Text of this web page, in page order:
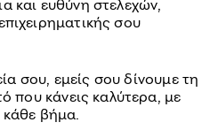
και ευθύνη στελεχών,
σου
σου, εμείς σου δίνουμε τη
που κάνεις καλύτερα, με
βήμα.